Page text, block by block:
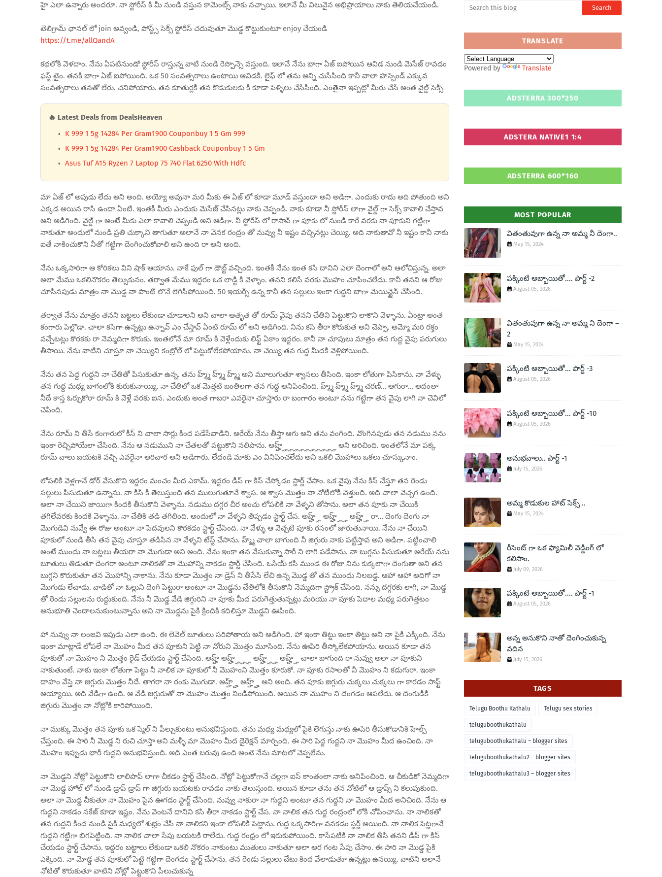
హై ఎలా ఉన్నారు అందరూ. నా స్టోరీస్ కి మీ నుండి వస్తున కామెంట్స్ నాకు నచ్చాయి. ఇలానే మీ విలువైన అభిప్రాయాలు నాకు తెలియచేయండి.
టెలిగ్రామ్ ఛానల్ లో join అవ్వండి, పోస్ట్స్ సెక్స్ స్టోరీస్ చదువుతూ మొడ్డ కొట్టుకుంటూ enjoy చేయండి
https://t.me/allQandA
కథలోకి వెళదాం. నేను ఏపటినుండో స్టోరీస్ రాస్తున్న వాటి నుండి రెస్పొన్సె వస్తుంది. ఇలానే నేను బాగా ఏజ్ ఐపోయిన ఆవిడ నుండి మెసేజ్ రావడం
ఫస్ట్ టైం. తనకి బాగా ఏజ్ ఐపోయింది. ఒక 50 సంవత్సరాలు ఉంటాయి ఆవిడకి. లైఫ్ లో తను అన్ని చుసేసింది కానీ వాలా హస్బెండ్ ఎక్కువ
సంవత్సరాలు తనతో లేరు. చనిపోయారు. తన కూతుర్లకి తన కొడుకులకు కి కూడా పెళ్ళిలు చేసేసింది. ఎంతైనా ఇప్పట్లో మీరు చేసే అంత వైల్డ్ సెక్స్
🔥 Latest Deals from DealsHeaven
K 999 1 5g 14284 Per Gram1900 Couponbuy 1 5 Gm 999
K 999 1 5g 14284 Per Gram1900 Cashback Couponbuy 1 5 Gm
Asus Tuf A15 Ryzen 7 Laptop 75 740 Flat 6250 With Hdfc
మా ఏజ్ లో అపుడు లేదు అని అంది. అయ్యో అవునా మరి మీకు ఈ ఏజ్ లో కూడా మూడ్ వస్తుందా అని అడిగా. ఎందుకు రాదు అది పోతుంది అని
ఎక్కడ అయిన రాసి ఉందా ఏంటి. ఇంతకీ మీరు ఎందుకు మెసేజ్ చేసినట్లు నాకు చెప్పండి. నాకు కూడా నీ స్టోరీస్ లాగా వైల్డ్ గా సెక్స్ కావాలి చేస్తావ
అని అడిగింది. వైల్డ్ గా అంటే మీకు ఎలా కావాలి చెప్పండి అని ఆడిగా. నీ స్టోరీస్ లో రాసావ్ గా పూకు లో నుండి కారే వరకు నా పూకుని గట్టిగా
నాకుతూ అందులో నుండి ప్రతి చుక్కాని తాగుతూ అలానే నా వెనక రంద్రం తో నువ్వు నీ ఇష్టం వచ్చినట్లు చెయ్యి. అది నాకుతావో నీ ఇష్టం కానీ నాకు
ఐతే నాకించుకొని నీతో గట్టిగా దెంగించుకోవాలి అని ఉంది రా అని అంది.
నేను ఒక్కసారిగా ఆ కోరికలు విని షాక్ ఆయాను. నాకే ఫుల్ గా డౌబ్ట్ వచ్చింది. ఇంతకీ నేను ఇంత కసి దానిని ఎలా దెంగాలో అని ఆలోచిస్తున్న. అలా
అలా మేము ఒకలినొకరం తెల్సుకునం. తర్వాత మేము ఇద్దరం ఒక లాడ్జి కి వెళ్ళాం. తనని కలిసే వరకు మొహం చూపించలేదు. కానీ తనని ఆ రోజు
చూసినపుడు మాత్రం నా మొడ్డ నా పాంట్ లొనే లెగిసిపోయింది. 50 ఇయర్స్ ఉన్న కానీ తన సల్లులు ఇంకా గుద్దని బాగా మెయిన్టైన్ చేసింది.
తర్వాత నేను మాత్రం తనని బట్టలు లేకుండా చూడాలని అని చాలా ఆతృత తో రూమ్ వైపు తనని చేతిని పెట్టుకొని లాకొని వెళ్ళాను. ఏంట్రా అంత
కంగారు పిల్లొడా. చాలా కసిగా ఉన్నట్లు ఉన్నావ్ ఎం చేస్తావ్ ఏంటి రూమ్ లో అని అడిగింది. నిను కసి తీరా కోరుకుత అని చెప్పా. అమ్మో మరి రక్తం
వచ్చేటట్లు కొరకకు రా నెమ్మదిగా కొరుకు. ఇంతలోనే మా రూమ్ కి వెళ్లేందుకు లిఫ్ట్ ఏకాం ఇద్దరం. కానీ నా చూపులు మాత్రం తన గుద్ద వైపు పరుగులు
తీసాయి. నేను వాటిని చూస్తూ నా చెయ్యిని కంట్రోల్ లో పెట్టుకోలేకపోయాను. నా చెయ్యి తన గుద్ద మీదకి వెళ్లిపోయింది.
నేను తన పెద్ద గుద్దని నా చేతితో పిసుకుతూ ఉన్న. తను హ్మ్మ్ హ్మ్మ్ హ్మ్మ్ అని మూలుగుతూ శ్వాసలు తీసింది. ఇంకా లోతుగా పిసికాను. నా వేళ్ళు
తన గుద్ద మధ్య బాగంలోకి కురుకునాయ్యి. నా చేతిలో ఒక మెత్తటి బంతిలగా తన గుద్ద అనిపించింది. హ్మ్మ్ హ్మ్మ్ హ్మ్మ్ చరణ్… ఆగురా… అదంతా
నీదే కాస్త ఓర్చుకోరా రూమ్ కి వెళ్లే వరకు ఐన. ఎందుకు అంత గాబరా ఎవరైనా చూస్తారు రా బంగారం అంటూ నను గట్టిగా తన వైపు లాగి నా చెవిలో
చెపింది.
నేను రూమ్ ని తీసే కంగారులో కీస్ ని చాలా సార్లు కింద పడేసేవాడిని. అరేయ్ నేను తీస్తా ఆగు అని తను వంగింది. వొంగినపుడు తన నడుము నను
ఇంకా రెచ్చిపోయేలా చేసింది. నేను ఆ నడుముని నా చేతలతో పట్టుకొని నలిపాను. అహ్హ్హ్హ్హ్హ్హ్హ్హ్హ్హ్హ్ అని అరిచింది. ఇంతలోనే మా పక్క
రూమ్ వాలు బయటకి వచ్చి ఎవరైనా అరిచార అని అడిగారు. లేదండి మాకు ఎం వినిపించలేదు అని ఒకలి మొహాలు ఒకలు చూస్కునాం.
లోపలికి వెళ్లగానే డోర్ వేసుకొని ఇద్దరం మంచం మీద ఎకామ్. ఇద్దరం డీప్ గా కిస్ చేస్కోడం స్టార్ట్ చేసాం. ఒక వైపు నేను కిస్ చేస్తూ తన రెండు
సల్లులు పిసుకుతూ ఉన్నాను. నా కిస్ కి తెలుస్తుంది తన ములుగుతూనే శ్వాస. ఆ శ్వాస మొత్తం నా నోటిలోకి వెళ్తుంది. అది చాలా వెచ్చగ ఉంది.
అలా నా చేయిని జాయిగా కిందకి తీసుకొని వెళ్ళాను. నడుము దగ్గర చీర అంచు లోపలికి నా వేళ్ళని తోసాను. అలా తన పూకు నా చేయికి
తగిలేవరకు కిందకి వెళ్ళాను. నా చేతికి తడి తగిలింది. అందులో నా వేళ్ళని తిప్పడం స్టార్ట్ చేస. అహ్హ్హ్ అహ్హ్హ్హ్ అహ్హ్హ్ రా… దెంగు దెంగు నా
మొగుడివి నువ్వే ఈ రోజు అంటూ నా పెదవులని కొరకడం స్టార్ట్ చేసింది. నా వేళ్ళు ఆ వెచ్చటి పూకు రసంలో జారుతునాయి. నేను నా చేయిని
పూకులో నుండి తీసి తన వైపు చూస్తూ తడిసిన నా వేళ్ళని టేస్ట్ చేసాను. హ్మ్మ్ చాలా బాగుంది నీ జిగ్గురు నాకు పట్టిస్తావ అని అడిగా. పట్టించాలి
అంటే ముందు నా బట్టలు తీయరా నా మొగుడా అని అంది. నేను ఇంకా తన వేసుకున్నా సారీ ని లాగి పడేసాను. నా బుగ్గను పిసుకుతూ అరేయ్ నను
బూతులు తిడుతూ దెంగరా అంటూ నాలికతో నా మొహాన్ని నాకడం స్టార్ట్ చేసింది. ఒసేయ్ కసి ముండ ఈ రోజు నిను కుక్కలాగా దెంగుతా అని తన
బుగ్గని కొరుకుతూ తన మొహాన్ని నాకాను. నేను కూడా మొత్తం నా డ్రెస్ ని తీసేసి లేచి ఉన్న మొడ్డ తో తన ముందు నిలబడ్డ. ఆహా ఆహా అదిగో నా
మొగుడు లేచాడు. వాడితో నా ఓల్లుని దెంగి పెట్టురా అంటూ నా మొడ్డను చేతిలోకి తీసుకొని నెమ్మదిగా స్ట్రోక్ చేసింది. నన్ను దగ్గరకు లాగి, నా మొడ్డ
తో రెండు సల్లులను రుద్దుకుంది. నేను నీ మొడ్డ వేడి జిగ్గురిని నా పూకు మీద పరుగెత్తుతున్నట్లు మరియు నా పూకు పెదాల మధ్య పరుగెత్తటం
అనుభూతి చెందాలనుకుంటున్నాను అని నా మొడ్డను పైకి క్రిందికి కదిలిస్తూ మొడ్డని ఊపింది.
హా నువ్వు నా లంజవి ఇపుడు ఎలా ఉంది. ఈ లెవెల్ బూతులు సరిపోతాయ అని అడిగింది. హా ఇంకా తిట్టు ఇంకా తిట్టు అని నా పైకి ఎక్కింది. నేను
ఇంకా మాట్లాడే లోపలే నా మొహం మీద తన పూకుని పెట్టి నా నోరుని మొత్తం మూసింది. నేను ఊపిరి తీస్కోలేకపోయాను. అయిన కూడా తన
పూకుతో నా మొహం ని మొత్తం రైడ్ చేయడం స్టార్ట్ చేసింది. అహ్హ్ అహ్హ్హ్హ్హ్ అహ్హ్హ్హ్ అహ్హ్హ్ చాలా బాగుంది రా నువ్వు అలా నా పూకుని
నాకుతుంటే. నాకు ఇంకా లోతుగా పెట్టు నీ నాలిక నా పూకులో నీ మొహంని మొత్తం కూరుకో. నా పూకు రసాలతో నీ మొహం ని కడుగురా. ఇంకా
దాహం వేస్తె నా జిగ్గురు మొత్తం నీదే. తాగరా నా రంకు మొగుడా. అహ్హ్హ్ అహ్హ్హ్ అని అంది. తన పూకు జిగ్గురు చుక్కలు చుక్కలు గా కారడం సాఫ్ట్
అయ్యాయి. అది వేడిగా ఉంది. ఆ వేడి జిగ్గురుతో నా మొహం మొత్తం నిండిపోయింది. అయిన నా మొహం ని దెంగడం ఆపలేదు. ఆ దెంగుడికి
జిగ్గురు మొత్తం నా నోట్లోకి కారిపోయింది.
నా ముక్కు మొత్తం తన పూకు ఒక స్మెల్ ని పీల్చుకుంటు అనుభవిస్తుంది. తను మధ్య మధ్యలో పైకి లెగుస్తు నాకు ఊపిరి తీసుకోడానికి హెల్ప్
చేస్తుంది. ఈ సారి నీ మొడ్డ ని రుచి చూస్తా అని మళ్ళీ మా మొహం మీద డైరెక్షన్ మార్చింది. ఈ సారి పెద్ద గుద్దని నా మొహం మీద ఉంచింది. నా
మొహం ఇప్పుడు భారీ గుద్దని అనుభవిస్తుంది. అది ఎంత బరువు ఉంది అంటె నేను మాటలో చెప్పలేను.
నా మొడ్డని నోట్లో పెట్టుకొని లాలిపాప్ లాగా చీకడం స్టార్ట్ చేసింది. నోట్లో పెట్టుకోగానే చల్లగా ఐస్ కాంతంలా నాకు అనిపించింది. ఆ చీకుడికో నెమ్మదిగా
నా మొడ్డ హోల్ లో నుండి డ్రాప్ డ్రాప్ గా జిగ్గురు బయటకు రావడం నాకు తెలుస్తుంది. అయిన కూడా తను తన నోటిలో ఆ డ్రాప్స్ ని కలుపుకుంది.
అలా నా మొడ్డ చీకుతూ నా మొహం పైన ఊగడం స్టార్ట్ చేసింది. నువ్వు నాకురా నా గుద్దని అంటూ తన గుద్దని నా మొహం మీద అనిచింది. నేను ఆ
గుద్దని నాకడం నకేజ్ కూడా ఇష్టం. నేను వెంటనే దానిని కసి తీరా నాకడం స్టార్ట్ చేస. నా నాలిక తన గుద్ద రంద్రంలో లోకి చోపించాను. నా నాలికతో
తన గుద్దని కింద నుండి పైకి మధ్యలో శుభ్రం చేసి నా నాలికని ఇంకా లోపలికి పెట్టాను. గుద్ద ఒక్కసారిగా వనకడం స్టర్ట్ అయింది. నా నాలిక పెట్టగానే
గుద్దని గట్టిగా బిగపెట్టింది. నా నాలిక చాలా సేపు బయటకి రాలేదు. గుద్ద రంధ్రం లో ఇరుకుపోయింది. కాసేపటికి నా నాలిక తీసి తనని డీప్ గా కిస్
చేయడం స్టార్ట్ చేసాను. ఇద్దరం బట్టాలు లేకుండా ఒకలి నొకరం నాకుంటు ముతులు నాకుతూ అలా అర గంట సేపు చేసాం. ఈ సారి నా మొడ్డ పైకి
ఎక్కింది. నా మోడ్డ తన పూకులో పెట్టి గట్టిగా దెంగడం స్టార్ట్ చేసాను. తన రెండు సల్లులు చేటు కింద వేలాడుతూ ఉన్నట్లు ఉనయ్యి. వాటిని అలానే
నోటితో కొరుకుతూ వాటిని నోట్లో పెట్టుకొని పీలుచుకున్న
TRANSLATE
Powered by Translate
ADSTERRA 300*250
ADSTERA NATIVE1 1:4
ADSTERRA 600*160
MOST POPULAR
వితంతువుగా ఉన్న నా అమ్మ నీ దెంగా..
May 15, 2024
పక్కింటి అబ్బాయితో.... పార్ట్ -2
August 05, 2026
వితంతువుగా ఉన్న నా అమ్మ ని దెంగా –
2
May 15, 2024
పక్కింటి అబ్బాయితో... పార్ట్ -3
August 05, 2026
పక్కింటి అబ్బాయితో... పార్ట్ -10
August 05, 2026
అనుభవాలు.. పార్ట్ -1
July 15, 2026
అమ్మ కొడుకుల హాట్ సెక్స్ ..
May 15, 2024
రీసెంట్ గా ఒక ఫ్యామిలీ వెడ్డింగ్ లో
కలిసాం.
July 09, 2026
పక్కింటి అబ్బాయితో.... పార్ట్ -1
August 05, 2026
అన్న అనుకొని నాతో దెంగించుకున్న
వదిన
July 15, 2026
TAGS
Telugu Boothu Kathalu Telugu sex stories
teluguboothukathalu
teluguboothukathalu – blogger sites
teluguboothukathalu2 – blogger sites
teluguboothukathalu3 – blogger sites